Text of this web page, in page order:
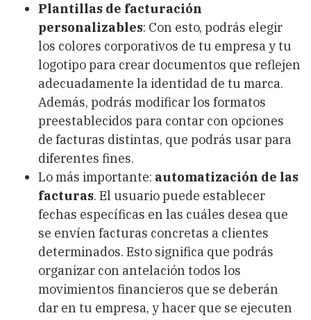
Plantillas de facturación
personalizables: Con esto, podrás elegir
los colores corporativos de tu empresa y tu
logotipo para crear documentos que reflejen
adecuadamente la identidad de tu marca.
Además, podrás modificar los formatos
preestablecidos para contar con opciones
de facturas distintas, que podrás usar para
diferentes fines.
Lo más importante: automatización de las
facturas. El usuario puede establecer
fechas específicas en las cuáles desea que
se envíen facturas concretas a clientes
determinados. Esto significa que podrás
organizar con antelación todos los
movimientos financieros que se deberán
dar en tu empresa, y hacer que se ejecuten